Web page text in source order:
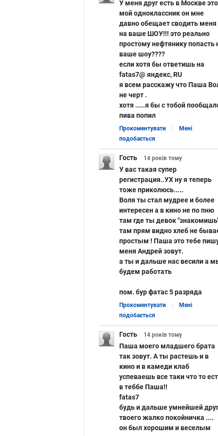
У меня друг есть в Москве это
мой одноклассник он мне
давно обещает сводить меня
на ваше ШОУ!!! это реально
простому нефтянику попасть
ваше шоу????
если хотя бы ответишь на
fatas7@ яндекс, RU
я всем расскажу что Паша
не черт .
хотя .....я бы с тобой
пива попил
Прокоментувати
Мені
подобається
Гость 14 років тому
У вас такая супер
регистрация..УХ ну я теперь
тоже приколюсь.....
Воля ты стал мудрее и более
интересен а в кино не по пню
там где ты девок
там прям видно хлеб не
простым ! Паша это тебе
меня Андрей зовут.
а ты и дальше нас весили а
будем работать
пом. бур фатас 5 разряда
Прокоментувати
Мені
подобається
Гость 14 років тому
Паша моего младшего брата
так зовут. А ты растешь и в
кино и в камеди клаб
успеваешь все таки что то
в теббе Паша!!
fatas7
будь и дальше умнейшей
твоего жалко покойничка ....
он был хорошим и веселым